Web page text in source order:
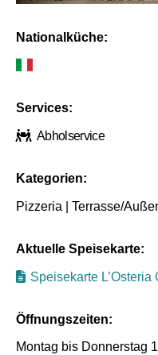
Nationalküche:
Services:
Abholservice
Kategorien:
Pizzeria | Terrasse/
Aktuelle Speisekarte:
Speisekarte L’Osteria
Öffnungszeiten:
Montag bis Donnerstag